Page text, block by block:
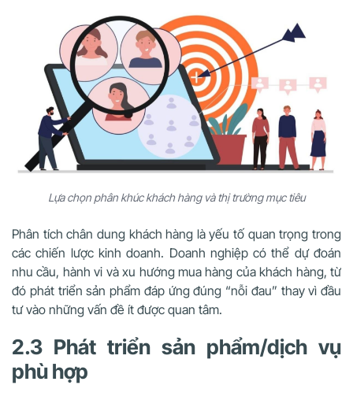
Lựa chọn phân khúc khách hàng và thị trường mục tiêu
Phân tích chân dung khách hàng là yếu tố quan trọng trong
các chiến lược kinh doanh. Doanh nghiệp có thể dự đoán
nhu cầu, hành vi và xu hướng mua hàng của khách hàng, từ
đó phát triển sản phẩm đáp ứng đúng “nỗi đau” thay vì đầu
tư vào những vấn đề ít được quan tâm.
2.3 Phát triển sản phẩm/dịch vụ
phù hợp